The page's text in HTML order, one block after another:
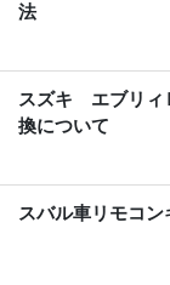
法
スズキ エブリィ
換について
スバル車リモコ